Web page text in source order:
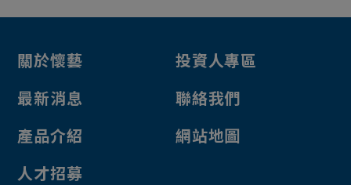
投幣器
電子元件
其他
檯子鎖
關於懷藝
最新消息
產品介紹
人才招募
投資人專區
聯絡我們
網站地圖